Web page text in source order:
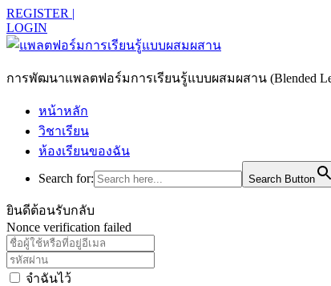
REGISTER |
LOGIN
การพัฒนาแพลตฟอร์มการเรียนรู้แบบผสมผสาน (Blended
หน้าหลัก
วิชาเรียน
ห้องเรียนของฉัน
Search for:
Search Button
ยินดีต้อนรับกลับ
Nonce verification failed
จำฉันไว้